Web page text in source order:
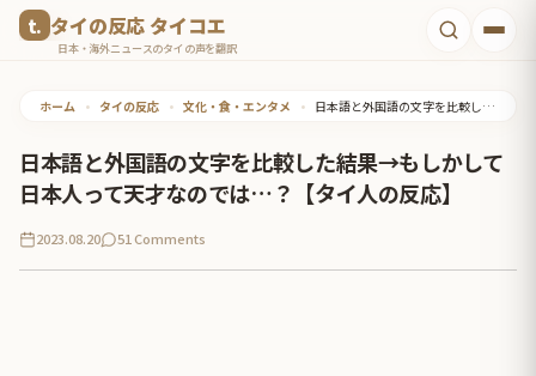
タイの反応 タイコエ
日本・海外ニュースのタイの声を翻訳
ホーム • タイの反応 • 文化・食・エンタメ • 日本語と外国語の文字を比較した結果→もしかして日本人って天才なのでは…？【タイ人の反応】
日本語と外国語の文字を比較した結果→もしかして
日本人って天才なのでは…？【タイ人の反応】
2023.08.20 51 Comments